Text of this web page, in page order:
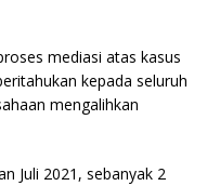
mediasi atas kasus
kepada seluruh
mengalihkan
Juli 2021, sebanyak 2